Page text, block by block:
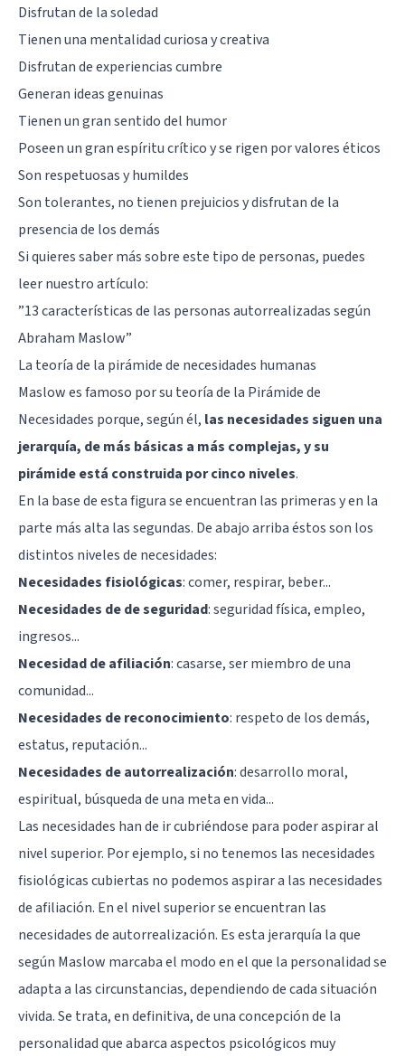
Disfrutan de la soledad
Tienen una mentalidad curiosa y creativa
Disfrutan de experiencias cumbre
Generan ideas genuinas
Tienen un gran sentido del humor
Poseen un gran espíritu crítico y se rigen por valores éticos
Son respetuosas y humildes
Son tolerantes, no tienen prejuicios y disfrutan de la
presencia de los demás
Si quieres saber más sobre este tipo de personas, puedes
leer nuestro artículo:
”13 características de las personas autorrealizadas según
Abraham Maslow”
La teoría de la pirámide de necesidades humanas
Maslow es famoso por su teoría de la Pirámide de
Necesidades porque, según él, las necesidades siguen una
jerarquía, de más básicas a más complejas, y su
pirámide está construida por cinco niveles.
En la base de esta figura se encuentran las primeras y en la
parte más alta las segundas. De abajo arriba éstos son los
distintos niveles de necesidades:
Necesidades fisiológicas: comer, respirar, beber...
Necesidades de de seguridad: seguridad física, empleo,
ingresos...
Necesidad de afiliación: casarse, ser miembro de una
comunidad...
Necesidades de reconocimiento: respeto de los demás,
estatus, reputación...
Necesidades de autorrealización: desarrollo moral,
espiritual, búsqueda de una meta en vida...
Las necesidades han de ir cubriéndose para poder aspirar al
nivel superior. Por ejemplo, si no tenemos las necesidades
fisiológicas cubiertas no podemos aspirar a las necesidades
de afiliación. En el nivel superior se encuentran las
necesidades de autorrealización. Es esta jerarquía la que
según Maslow marcaba el modo en el que la personalidad se
adapta a las circunstancias, dependiendo de cada situación
vivida. Se trata, en definitiva, de una concepción de la
personalidad que abarca aspectos psicológicos muy